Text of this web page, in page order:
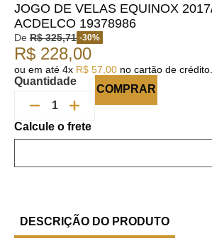
JOGO DE VELAS EQUINOX
ACDELCO 19378986
De R$ 325,71 -30%
R$ 228,00
ou em até 4x R$ 57 00 no cartão de crédito.
Quantidade
COMPRAR
DESCRIÇÃO DO PRODUTO